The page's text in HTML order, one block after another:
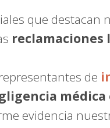
que destacan
reclamaciones
de
médica
evidencia